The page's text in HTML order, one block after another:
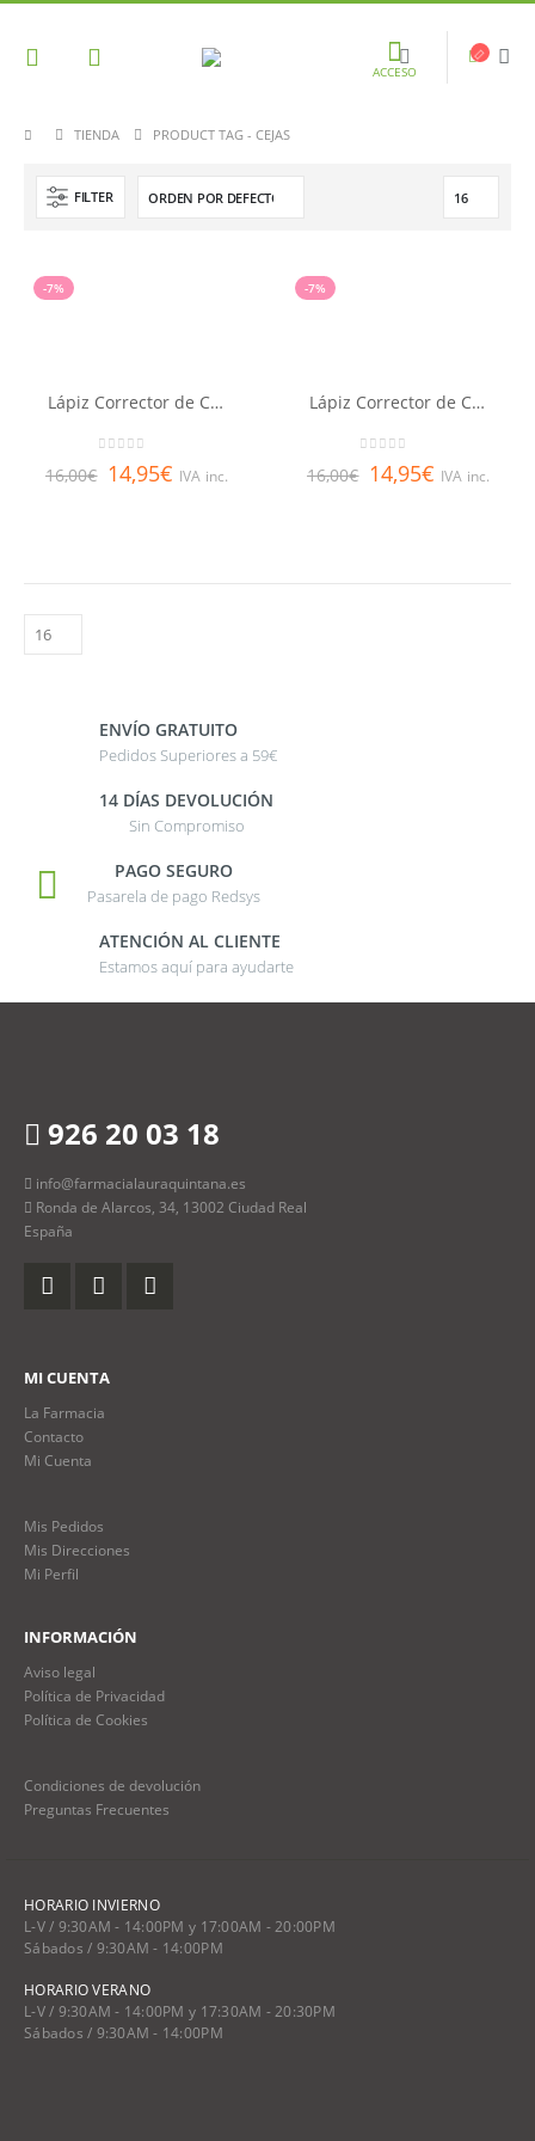
ACCESO
TIENDA PRODUCT TAG - CEJAS
FILTER
-7%
Lápiz Corrector de Cejas Claro Couvrance
16,00€ 14,95€ IVA inc.
-7%
Lápiz Corrector de Cejas Oscuro Couvrance
16,00€ 14,95€ IVA inc.
ENVÍO GRATUITO
Pedidos Superiores a 59€
14 DÍAS DEVOLUCIÓN
Sin Compromiso
PAGO SEGURO
Pasarela de pago Redsys
ATENCIÓN AL CLIENTE
Estamos aquí para ayudarte
926 20 03 18
info@farmacialauraquintana.es
Ronda de Alarcos, 34, 13002 Ciudad Real
España
MI CUENTA
La Farmacia
Contacto
Mi Cuenta
Mis Pedidos
Mis Direcciones
Mi Perfil
INFORMACIÓN
Aviso legal
Política de Privacidad
Política de Cookies
Condiciones de devolución
Preguntas Frecuentes
HORARIO INVIERNO
L-V / 9:30AM - 14:00PM y 17:00AM - 20:00PM
Sábados / 9:30AM - 14:00PM
HORARIO VERANO
L-V / 9:30AM - 14:00PM y 17:30AM - 20:30PM
Sábados / 9:30AM - 14:00PM